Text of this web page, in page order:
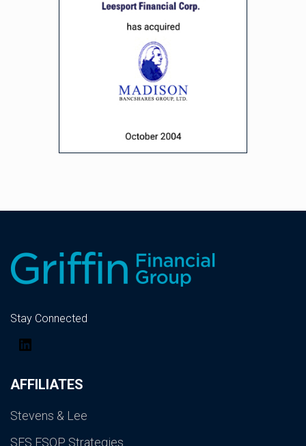
AFFILIATES
Stevens & Lee
SES ESOP Strategies
Stay Connected